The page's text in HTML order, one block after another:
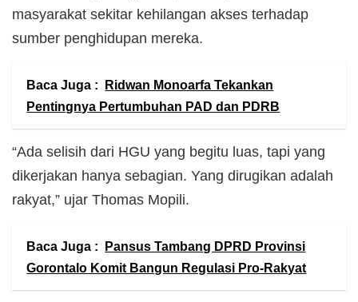
masyarakat sekitar kehilangan akses terhadap
sumber penghidupan mereka.
Baca Juga :
Ridwan Monoarfa Tekankan
Pentingnya Pertumbuhan PAD dan PDRB
“Ada selisih dari HGU yang begitu luas, tapi yang
dikerjakan hanya sebagian. Yang dirugikan adalah
rakyat,” ujar Thomas Mopili.
Baca Juga :
Pansus Tambang DPRD Provinsi
Gorontalo Komit Bangun Regulasi Pro-Rakyat